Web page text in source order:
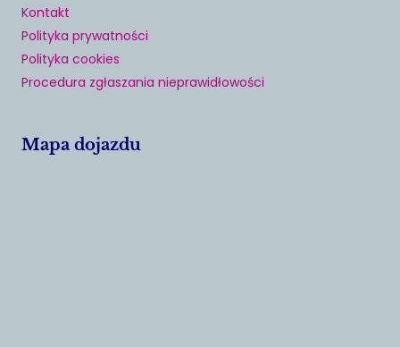
Kontakt
Polityka prywatności
Polityka cookies
Procedura zgłaszania nieprawidłowości
Mapa dojazdu